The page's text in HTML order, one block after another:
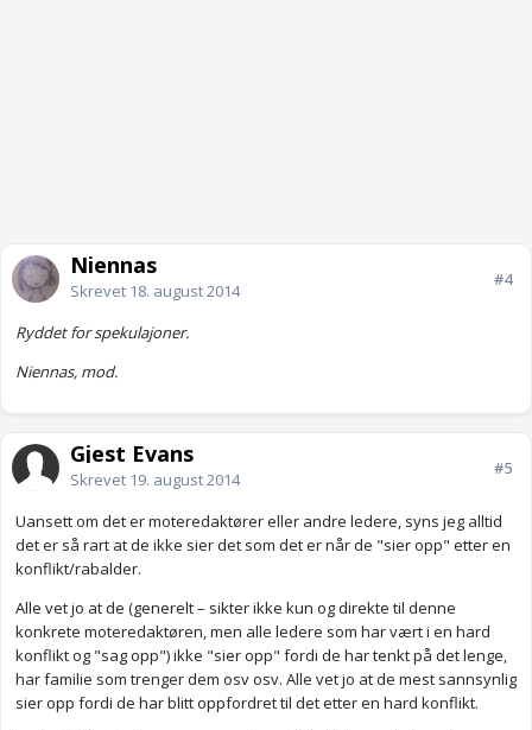
Niennas
Skrevet 18. august 2014
#4
Ryddet for spekulajoner.
Niennas, mod.
Gjest Evans
Skrevet 19. august 2014
#5
Uansett om det er moteredaktører eller andre ledere, syns jeg alltid
det er så rart at de ikke sier det som det er når de "sier opp" etter en
konflikt/rabalder.
Alle vet jo at de (generelt – sikter ikke kun og direkte til denne
konkrete moteredaktøren, men alle ledere som har vært i en hard
konflikt og "sag opp") ikke "sier opp" fordi de har tenkt på det lenge,
har familie som trenger dem osv osv. Alle vet jo at de mest sannsynlig
sier opp fordi de har blitt oppfordret til det etter en hard konflikt.